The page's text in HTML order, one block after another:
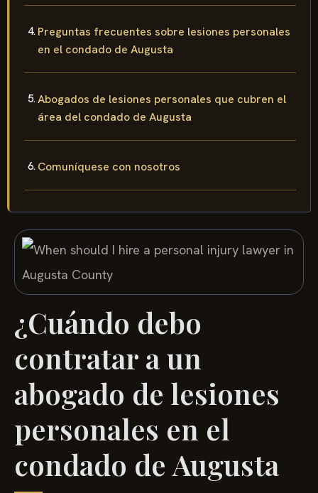
Preguntas frecuentes sobre lesiones personales
en el condado de Augusta
Abogados de lesiones personales que cubren el
área del condado de Augusta
Comuníquese con nosotros
¿Cuándo debo
contratar a un
abogado de lesiones
personales en el
condado de Augusta